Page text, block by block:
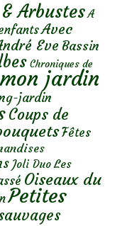
Arbustes A
Avec
Eve Bassin
Chroniques de
jardin
jardin
Coups de
Fêtes
Joli Duo Les
Oiseaux du
Petites